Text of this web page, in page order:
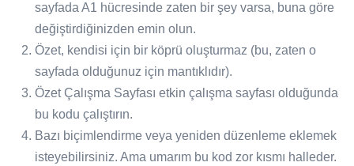
sayfada A1 hücresinde zaten bir şey varsa, buna göre
değiştirdiğinizden emin olun.
Özet, kendisi için bir köprü oluşturmaz (bu, zaten o
sayfada olduğunuz için mantıklıdır).
Özet Çalışma Sayfası etkin çalışma sayfası olduğunda
bu kodu çalıştırın.
Bazı biçimlendirme veya yeniden düzenleme eklemek
isteyebilirsiniz. Ama umarım bu kod zor kısmı halleder.